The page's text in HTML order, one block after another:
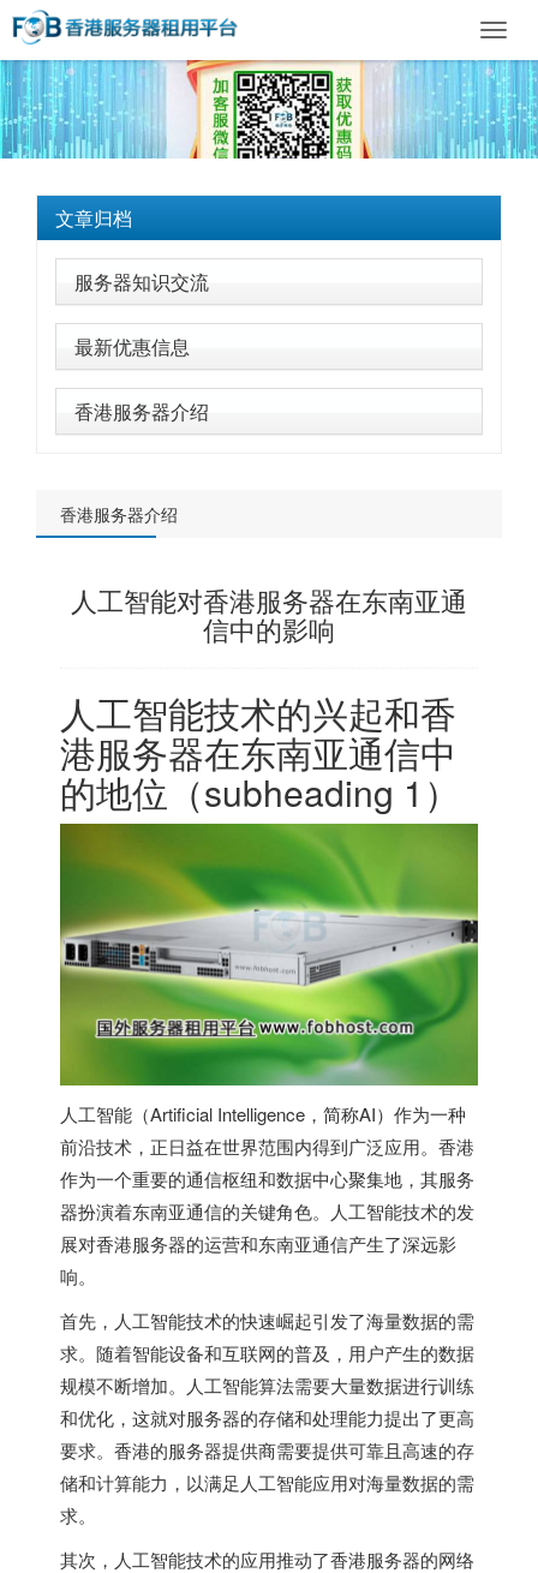
文章归档
服务器知识交流
最新优惠信息
香港服务器介绍
香港服务器介绍
人工智能对香港服务器在东南亚通
信中的影响
人工智能技术的兴起和香
港服务器在东南亚通信中
的地位（subheading 1）
人工智能（Artificial Intelligence，简称AI）作为一种
前沿技术，正日益在世界范围内得到广泛应用。香港
作为一个重要的通信枢纽和数据中心聚集地，其服务
器扮演着东南亚通信的关键角色。人工智能技术的发
展对香港服务器的运营和东南亚通信产生了深远影
响。
首先，人工智能技术的快速崛起引发了海量数据的需
求。随着智能设备和互联网的普及，用户产生的数据
规模不断增加。人工智能算法需要大量数据进行训练
和优化，这就对服务器的存储和处理能力提出了更高
要求。香港的服务器提供商需要提供可靠且高速的存
储和计算能力，以满足人工智能应用对海量数据的需
求。
其次，人工智能技术的应用推动了香港服务器的网络